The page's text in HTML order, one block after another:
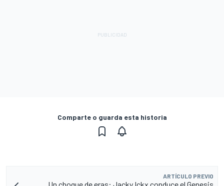
Comparte o guarda esta historia
ARTÍCULO PREVIO
Un choque de eras: Jacky Ickx conduce el Genesis